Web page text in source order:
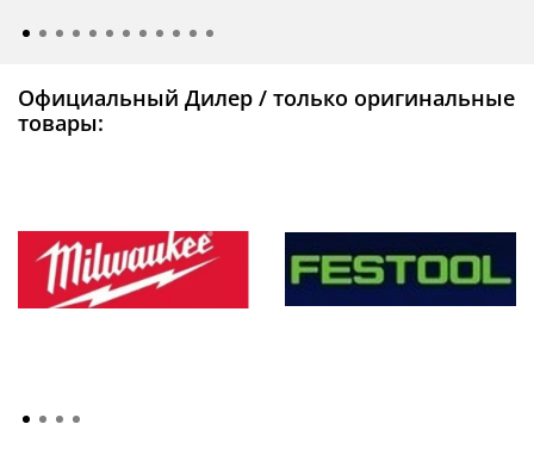
Официальный Дилер / только оригинальные
товары: